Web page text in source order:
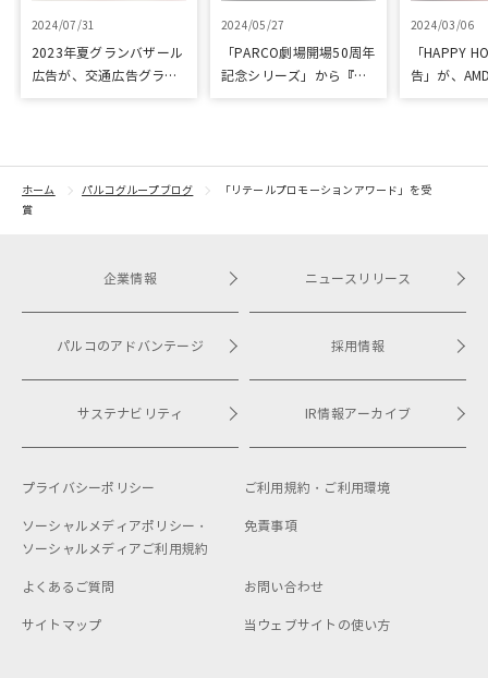
2024/07/31
2023年夏グランバザール
広告が、交通広告グラン
2024/05/27
「PARCO劇場開場50周年
記念シリーズ」から『ラ
2024/03/06
「HAPPY
告」が、
ホーム パルコグループブログ
「リテールプロモーションアワード」を受
賞
企業情報
パルコのアドバンテージ
サステナビリティ
ニュースリリース
採用情報
IR情報アーカイブ
プライバシーポリシー ご利用規約・ ご利用環境
ソーシャルメディアポリシー・
ソーシャルメディアご利用規約
免責事項
よくあるご質問 お問い合わせ
サイトマップ 当ウェブサイトの使い方